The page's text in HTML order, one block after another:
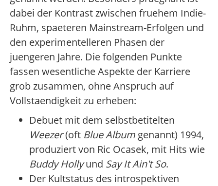
dabei der Kontrast zwischen fruehem Indie-
Ruhm, spaeteren Mainstream-Erfolgen und
den experimentelleren Phasen der
juengeren Jahre. Die folgenden Punkte
fassen wesentliche Aspekte der Karriere
grob zusammen, ohne Anspruch auf
Vollstaendigkeit zu erheben:
Debuet mit dem selbstbetitelten
Weezer(oft Blue Album genannt) 1994,
produziert von Ric Ocasek, mit Hits wie
Buddy Hollyund Say It Ain't So.
Der Kultstatus des introspektiven